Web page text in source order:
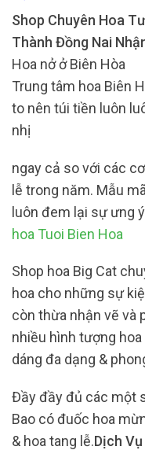
Shop Chuyên Hoa
Thành Đồng Nai
Hoa nở ở Biên Hòa
Trung tâm hoa Biên
to nên túi tiền luôn
nhị
ngay cả so với các
lễ trong năm. Mẫu
luôn đem lại sự ưng
hoa Tuoi Bien Hoa
Shop hoa Big Cat
hoa cho những sự
còn thừa nhận vẽ và
nhiều hình tượng
dáng đa dạng &
Đầy đầy đủ các một
Bao có đuốc hoa
& hoa tang lễ.Dịch